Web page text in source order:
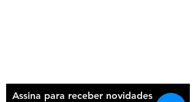
Assina para receber novidades